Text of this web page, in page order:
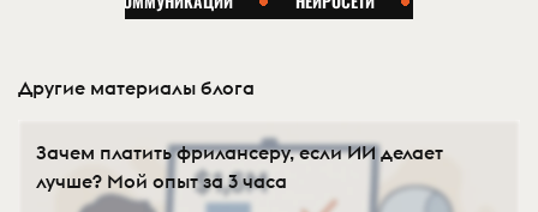
Другие материалы блога
Зачем платить фрилансеру, если ИИ делает
лучше? Мой опыт за 3 часа